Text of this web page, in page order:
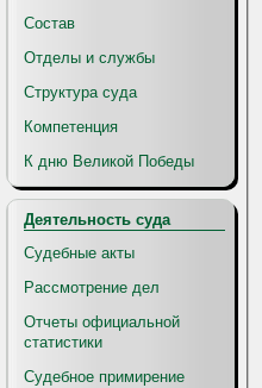
Состав
Отделы и службы
Структура суда
Компетенция
К дню Великой Победы
Деятельность суда
Судебные акты
Рассмотрение дел
Отчеты официальной
статистики
Судебное примирение